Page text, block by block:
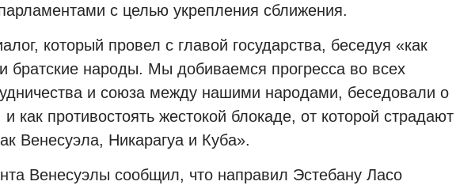
с целью укрепления сближения.
который провел с главой государства, беседуя «как
братские народы. Мы добиваемся прогресса во всех
и союза между нашими народами, беседовали о
и как противостоять жестокой блокаде, от которой страдают
Венесуэла, Никарагуа и Куба».
Венесуэлы сообщил, что направил Эстебану Ласо